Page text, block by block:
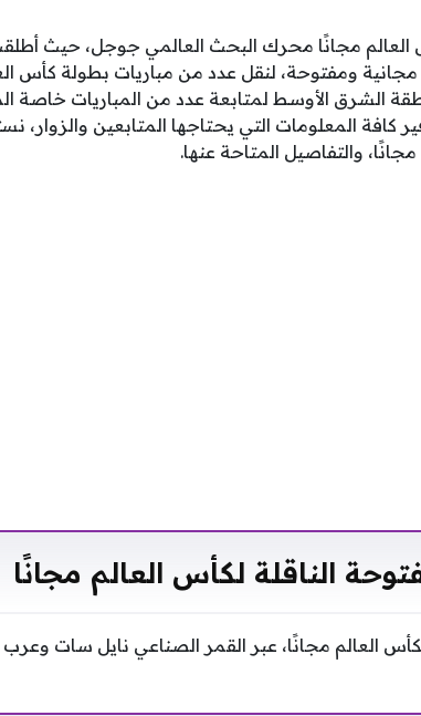
العالم مجانًا محرك البحث العالمي جوجل، حيث
ومفتوحة، لنقل عدد من مباريات بطولة كأس
الشرق الأوسط لمتابعة عدد من المباريات خاصة
المعلومات التي يحتاجها المتابعين والزوار،
والتفاصيل المتاحة عنها.
الناقلة لكأس العالم مجانًا
العالم مجانًا، عبر القمر الصناعي نايل سات وعرب